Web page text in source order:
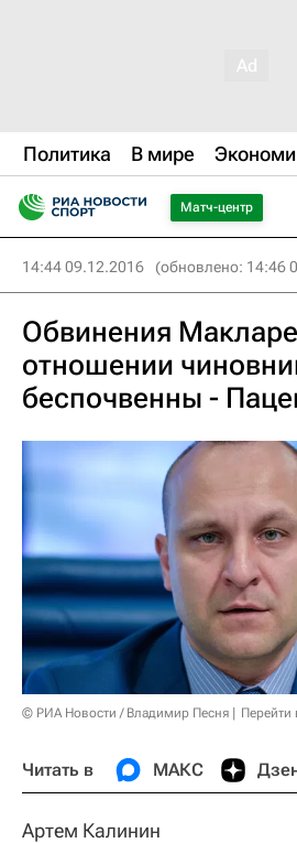
Политика В мире
Матч-центр
14:44 09.12.2016 (обновлено: 14:46
Обвинения
отношении
беспочвенны -
© РИА Новости / Владимир Песня Перейти
Читать в МАКС
Артем Калинин